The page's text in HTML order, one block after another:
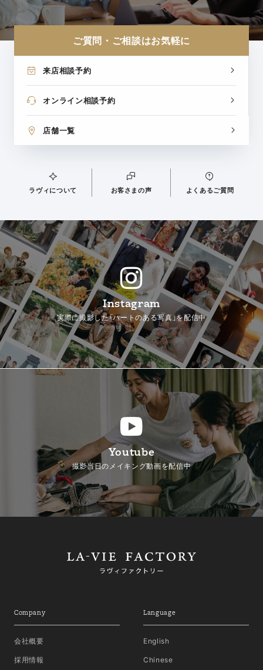
ご質問・ご相談はお気軽に
来店相談予約
オンライン相談予約
店舗一覧
ラヴィについて お客さまの声 よくあるご質問
Instagram
実際に撮影した「ハートのある写真」を配信中
Youtube
撮影当日のメイキング動画を配信中
Company
会社概要
採用情報
Language
English
Chinese